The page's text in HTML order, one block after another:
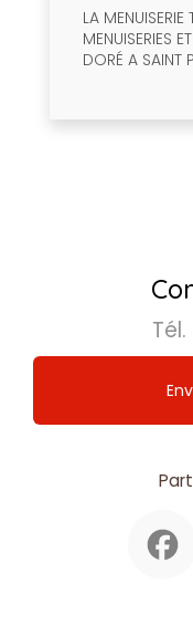
LA MENUISERIE
MENUISERIES
DORÉ A SAINT
Tél.